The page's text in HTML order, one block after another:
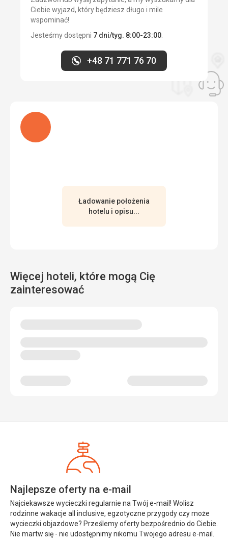
Ciebie wyjazd, który będziesz długo i mile
wspominać!
Jesteśmy dostępni 7 dni/tyg. 8:00-23:00
+48 71 771 76 70
Ładuję
Ładowanie położenia
hotelu i opisu...
Więcej hoteli, które mogą Cię
zainteresować
Najlepsze oferty na e-mail
Najciekawsze wycieczki regularnie na Twój e-mail! Wolisz
rodzinne wakacje all inclusive, egzotyczne przygody czy może
wycieczki objazdowe? Prześlemy oferty bezpośrednio do Ciebie.
Nie martw się - nie udostępnimy nikomu Twojego adresu e-mail.